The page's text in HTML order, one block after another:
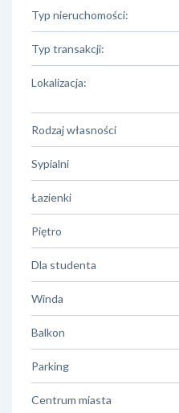
Typ nieruchomości:
Typ transakcji:
Lokalizacja:
Rodzaj własności
Sypialni
Łazienki
Piętro
Dla studenta
Winda
Balkon
Parking
Centrum miasta